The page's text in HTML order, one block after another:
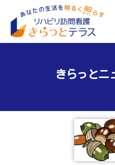
the
きらっとニ